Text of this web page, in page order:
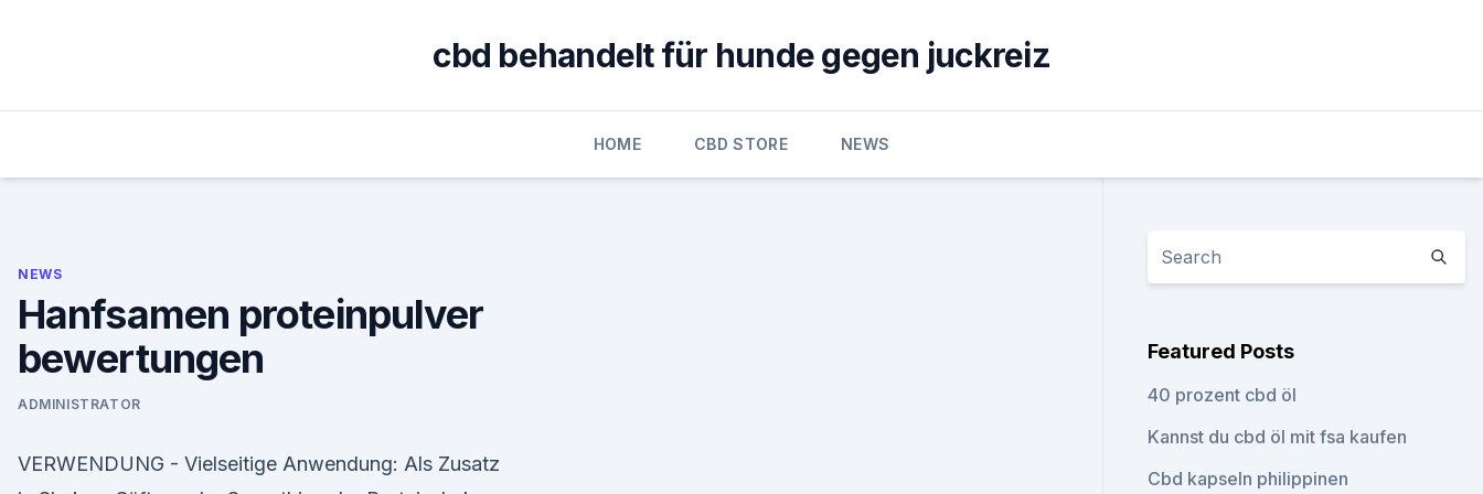
cbd behandelt für hunde gegen juckreiz
HOME CBD STORE NEWS
NEWS
Hanfsamen proteinpulver
bewertungen
ADMINISTRATOR
VERWENDUNG - Vielseitige Anwendung: Als Zusatz
Featured Posts
40 prozent cbd öl
Kannst du cbd öl mit fsa kaufen
Cbd kapseln philippinen